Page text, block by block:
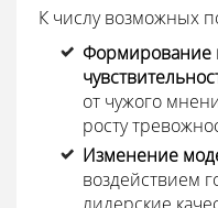
К числу возможных
Формирование
от чужого
росту
Изменение
воздействием
лидерские